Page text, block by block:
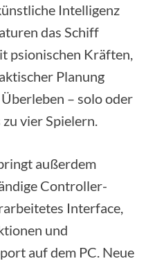
Intelligenz
das Schiff
psionischen Kräften,
Planung
– solo oder
vier Spielern.
außerdem
Controller-
Interface,
und
auf dem PC. Neue